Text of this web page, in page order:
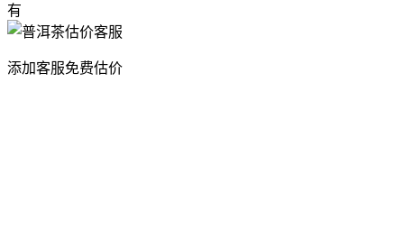
有
添加客服免费估价